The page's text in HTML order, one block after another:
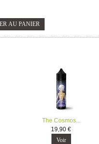
The Cosmos...
19,90 €
Voir